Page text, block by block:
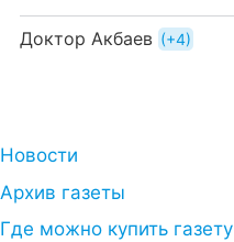
Доктор Акбаев +4
Новости
Архив газеты
Где можно купить газету